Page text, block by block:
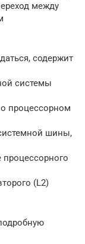
между
содержит
системы
процессорном
шины,
процессорного
(L2)